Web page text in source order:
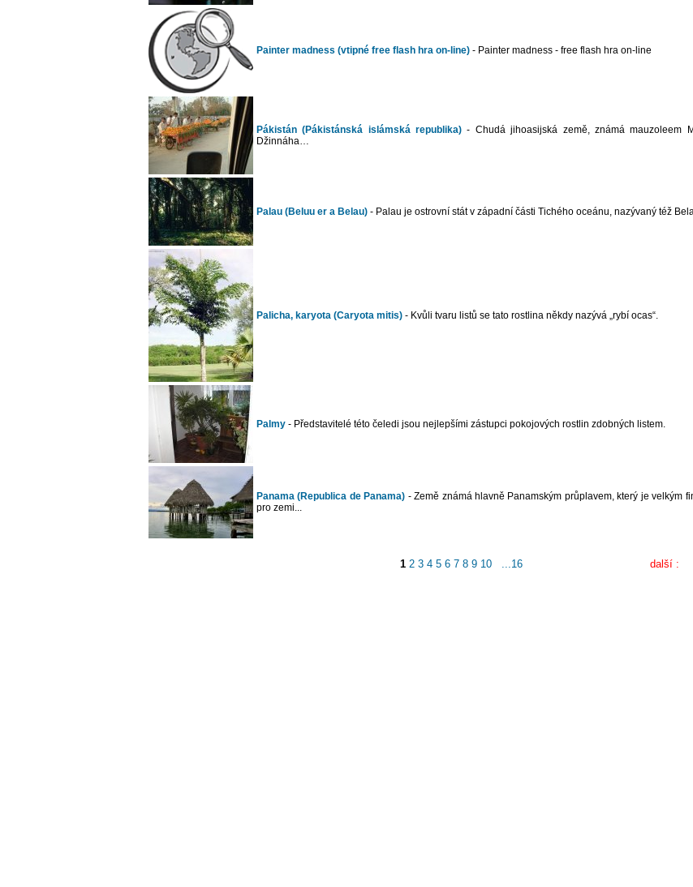
Painter madness (vtipné free flash hra on-line) - Painter madness - free flash hra on-line
Pákistán (Pákistánská islámská republika) - Chudá jihoasijská země, známá mauzoleem
Džinnáha…
Palau (Beluu er a Belau) - Palau je ostrovní stát v západní části Tichého oceánu, nazývaný též
Palicha, karyota (Caryota mitis) - Kvůli tvaru listů se tato rostlina někdy nazývá „rybí ocas“.
Palmy - Představitelé této čeledi jsou nejlepšími zástupci pokojových rostlin zdobných listem.
Panama (Republica de Panama) - Země známá hlavně Panamským průplavem, který je velkým
pro zemi...
1 2 3 4 5 6 7 8 9 10 ...16 další :